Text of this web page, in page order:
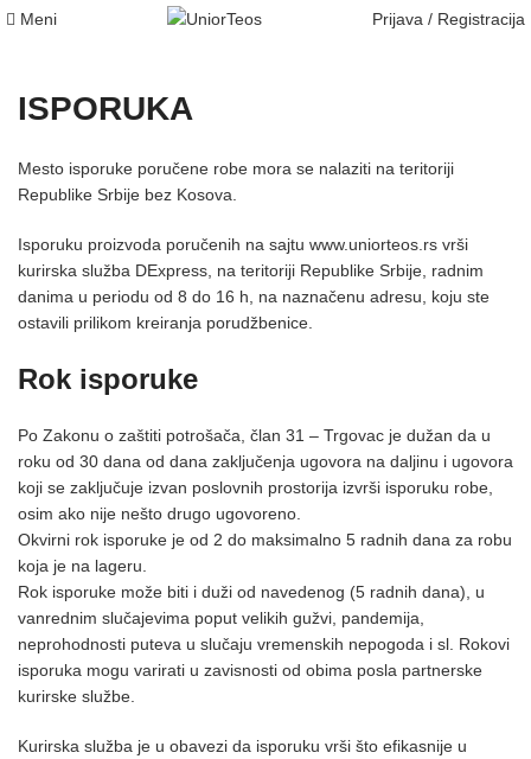
Meni Prijava / Registracija
ISPORUKA
Mesto isporuke poručene robe mora se nalaziti na teritoriji
Republike Srbije bez Kosova.
Isporuku proizvoda poručenih na sajtu www.uniorteos.rs vrši
kurirska služba DExpress, na teritoriji Republike Srbije, radnim
danima u periodu od 8 do 16 h, na naznačenu adresu, koju ste
ostavili prilikom kreiranja porudžbenice.
Rok isporuke
Po Zakonu o zaštiti potrošača, član 31 – Trgovac je dužan da u
roku od 30 dana od dana zaključenja ugovora na daljinu i ugovora
koji se zaključuje izvan poslovnih prostorija izvrši isporuku robe,
osim ako nije nešto drugo ugovoreno.
Okvirni rok isporuke je od 2 do maksimalno 5 radnih dana za robu
koja je na lageru.
Rok isporuke može biti i duži od navedenog (5 radnih dana), u
vanrednim slučajevima poput velikih gužvi, pandemija,
neprohodnosti puteva u slučaju vremenskih nepogoda i sl. Rokovi
isporuka mogu varirati u zavisnosti od obima posla partnerske
kurirske službe.
Kurirska služba je u obavezi da isporuku vrši što efikasnije u